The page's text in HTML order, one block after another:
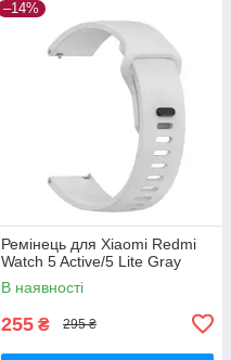
–14%
Ремінець для Xiaomi Redmi
Watch 5 Active/5 Lite Gray
В наявності
255 ₴ 295 ₴